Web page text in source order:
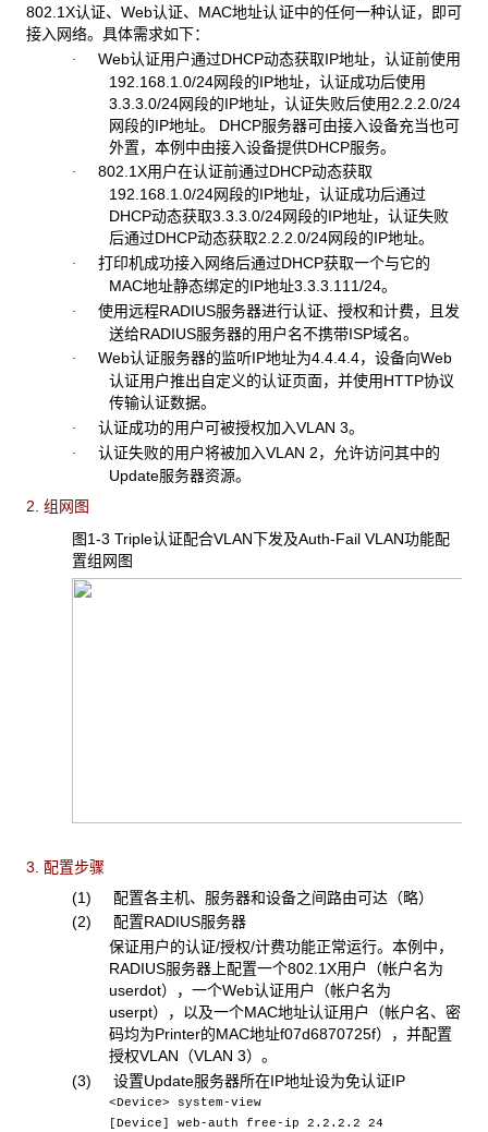
802.1X认证、Web认证、MAC地址认证中的任何一种认证，即可
接入网络。具体需求如下：
· Web认证用户通过DHCP动态获取IP地址，认证前使用
192.168.1.0/24网段的IP地址，认证成功后使用
3.3.3.0/24网段的IP地址，认证失败后使用2.2.2.0/24
网段的IP地址。 DHCP服务器可由接入设备充当也可
外置，本例中由接入设备提供DHCP服务。
· 802.1X用户在认证前通过DHCP动态获取
192.168.1.0/24网段的IP地址，认证成功后通过
DHCP动态获取3.3.3.0/24网段的IP地址，认证失败
后通过DHCP动态获取2.2.2.0/24网段的IP地址。
· 打印机成功接入网络后通过DHCP获取一个与它的
MAC地址静态绑定的IP地址3.3.3.111/24。
· 使用远程RADIUS服务器进行认证、授权和计费，且发
送给RADIUS服务器的用户名不携带ISP域名。
· Web认证服务器的监听IP地址为4.4.4.4，设备向Web
认证用户推出自定义的认证页面，并使用HTTP协议
传输认证数据。
· 认证成功的用户可被授权加入VLAN 3。
· 认证失败的用户将被加入VLAN 2，允许访问其中的
Update服务器资源。
2. 组网图
图1-3 Triple认证配合VLAN下发及Auth-Fail VLAN功能配
置组网图
3. 配置步骤
(1) 配置各主机、服务器和设备之间路由可达（略）
(2) 配置RADIUS服务器
保证用户的认证/授权/计费功能正常运行。本例中，
RADIUS服务器上配置一个802.1X用户（帐户名为
userdot），一个Web认证用户（帐户名为
userpt），以及一个MAC地址认证用户（帐户名、密
码均为Printer的MAC地址f07d6870725f），并配置
授权VLAN（VLAN 3）。
(3) 设置Update服务器所在IP地址设为免认证IP
<Device> system-view
[Device] web-auth free-ip 2.2.2.2 24